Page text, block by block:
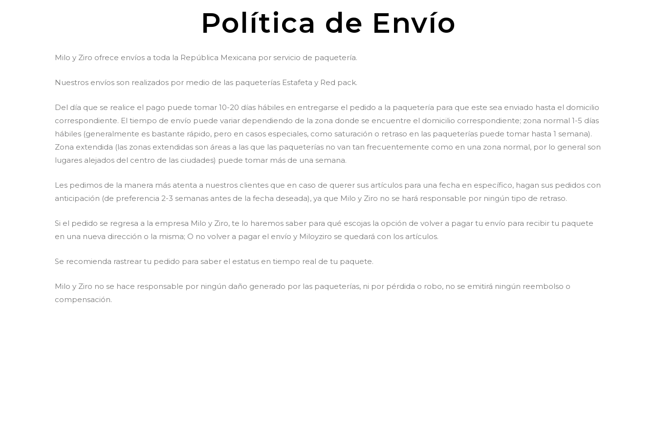
Política de Envío
Milo y Ziro ofrece envíos a toda la República Mexicana por servicio de paquetería.
Nuestros envíos son realizados por medio de las paqueterías Estafeta y Red pack.
Del día que se realice el pago puede tomar 10-20 días hábiles en entregarse el pedido a la paquetería para que este sea enviado hasta el domicilio
correspondiente. El tiempo de envío puede variar dependiendo de la zona donde se encuentre el domicilio correspondiente; zona normal 1-5 días
hábiles (generalmente es bastante rápido, pero en casos especiales, como saturación o retraso en las paqueterías puede tomar hasta 1 semana).
Zona extendida (las zonas extendidas son áreas a las que las paqueterías no van tan frecuentemente como en una zona normal, por lo general son
lugares alejados del centro de las ciudades) puede tomar más de una semana.
Les pedimos de la manera más atenta a nuestros clientes que en caso de querer sus artículos para una fecha en específico, hagan sus pedidos con
anticipación (de preferencia 2-3 semanas antes de la fecha deseada), ya que Milo y Ziro no se hará responsable por ningún tipo de retraso.
Si el pedido se regresa a la empresa Milo y Ziro, te lo haremos saber para qué escojas la opción de volver a pagar tu envío para recibir tu paquete
en una nueva dirección o la misma; O no volver a pagar el envío y Miloyziro se quedará con los artículos.
Se recomienda rastrear tu pedido para saber el estatus en tiempo real de tu paquete.
Milo y Ziro no se hace responsable por ningún daño generado por las paqueterías, ni por pérdida o robo, no se emitirá ningún reembolso o
compensación.